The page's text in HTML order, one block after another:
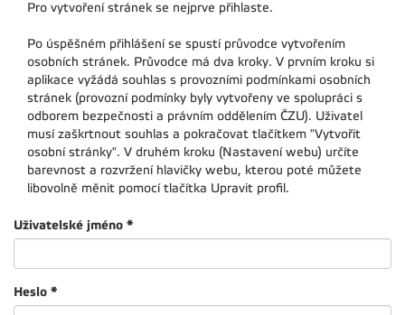
Pro vytvoření stránek se nejprve přihlaste.
Po úspěšném přihlášení se spustí průvodce vytvořením
osobních stránek. Průvodce má dva kroky. V prvním kroku si
aplikace vyžádá souhlas s provozními podmínkami osobních
stránek (provozní podmínky byly vytvořeny ve spolupráci s
odborem bezpečnosti a právním oddělením ČZU). Uživatel
musí zaškrtnout souhlas a pokračovat tlačítkem "Vytvořit
osobní stránky". V druhém kroku (Nastavení webu) určíte
barevnost a rozvržení hlavičky webu, kterou poté můžete
libovolně měnit pomocí tlačítka Upravit profil.
Uživatelské jméno *
Heslo *